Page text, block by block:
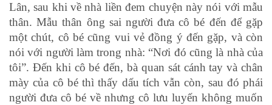
Lân, sau khi về nhà liền đem chuyện này nói với mẫu
thân. Mẫu thân ông sai người đưa cô bé đến để gặp
một chút, cô bé cũng vui vẻ đồng ý đến gặp, và còn
nói với người làm trong nhà: “Nơi đó cũng là nhà của
tôi”. Đến khi cô bé đến, bà quan sát cánh tay và chân
mày của cô bé thì thấy dấu tích vẫn còn, sau đó phái
người đưa cô bé về nhưng cô lưu luyến không muốn